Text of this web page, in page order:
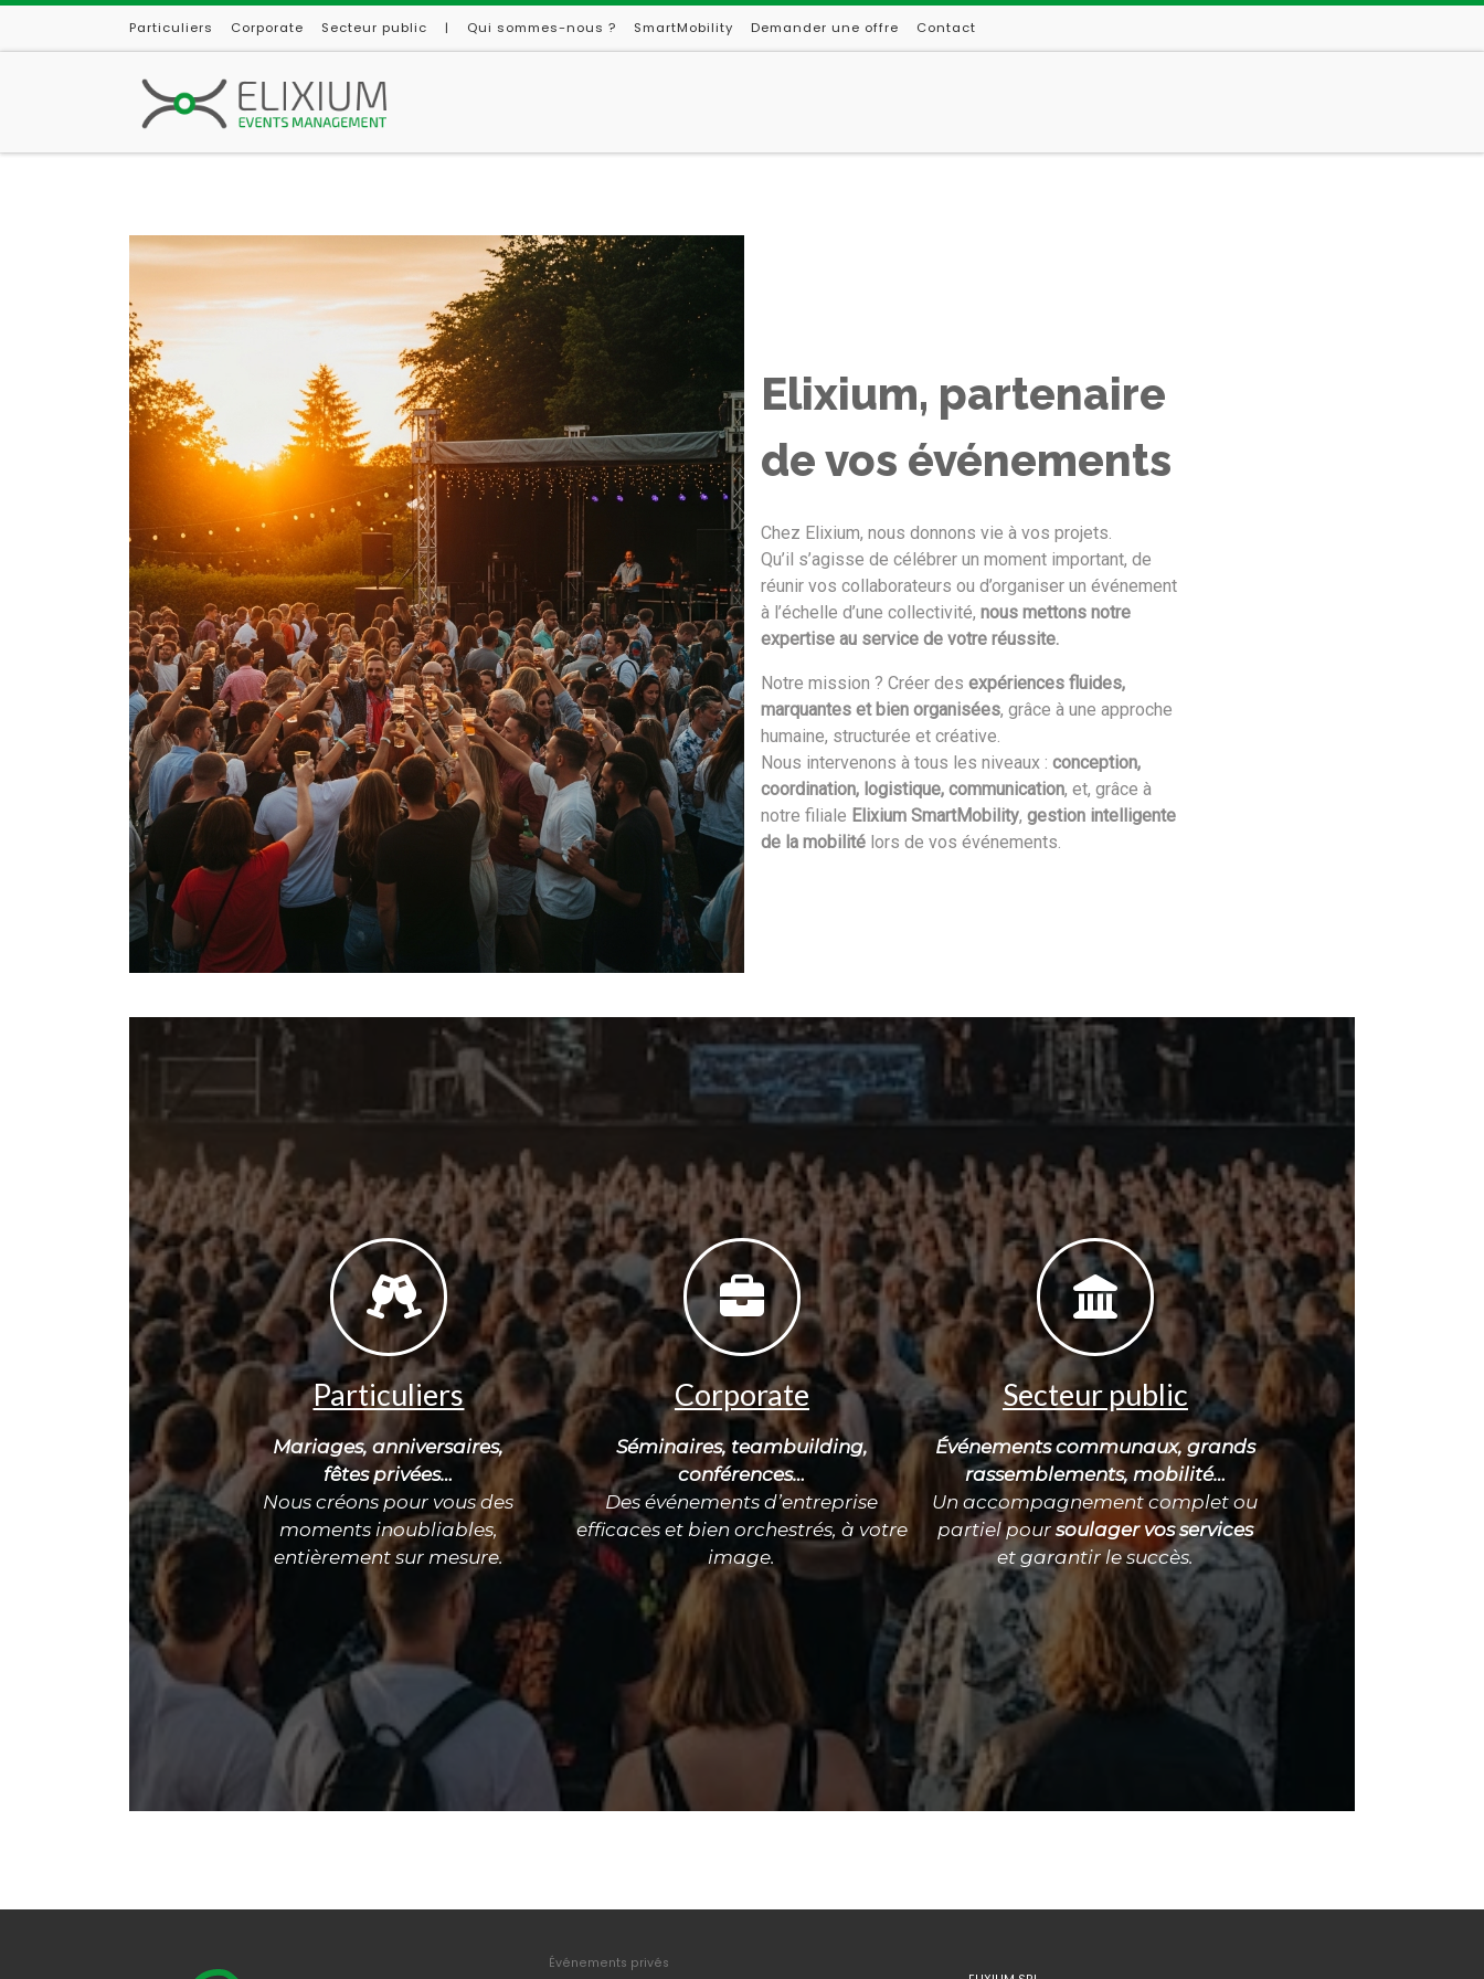
Particuliers Corporate Secteur public | Qui sommes-nous ? SmartMobility Demander une offre Contact
Elixium, partenaire
de vos événements
Chez Elixium, nous donnons vie à vos projets.
Qu’il s’agisse de célébrer un moment important, de
réunir vos collaborateurs ou d’organiser un événement
à l’échelle d’une collectivité, nous mettons notre
expertise au service de votre réussite.
Notre mission ? Créer des expériences fluides,
marquantes et bien organisées, grâce à une approche
humaine, structurée et créative.
Nous intervenons à tous les niveaux : conception,
coordination, logistique, communication, et, grâce à
notre filiale Elixium SmartMobility, gestion intelligente
de la mobilitélors de vos événements.
Particuliers
Mariages, anniversaires,
fêtes privées…
Nous créons pour vous des
moments inoubliables,
entièrement sur mesure.
Corporate
Séminaires, teambuilding,
conférences…
Des événements d’entreprise
efficaces et bien orchestrés, à votre
image.
Secteur public
Événements communaux, grands
rassemblements, mobilité…
Un accompagnement complet ou
partiel poursoulager vos services
et garantir le succès.
Événements privés